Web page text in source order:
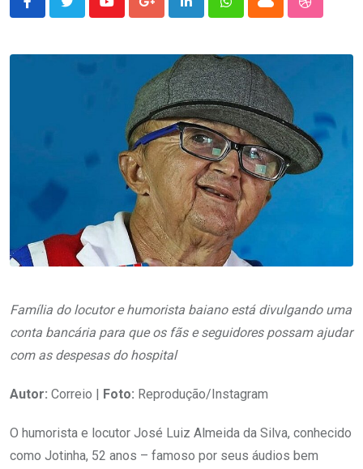
YoutubeGoogle+LinkedInWhatsappCloud
Família do locutor e humorista baiano está divulgando uma
conta bancária para que os fãs e seguidores possam ajudar
com as despesas do hospital
Autor: Correio | Foto: Reprodução/Instagram
O humorista e locutor José Luiz Almeida da Silva, conhecido
como Jotinha, 52 anos – famoso por seus áudios bem